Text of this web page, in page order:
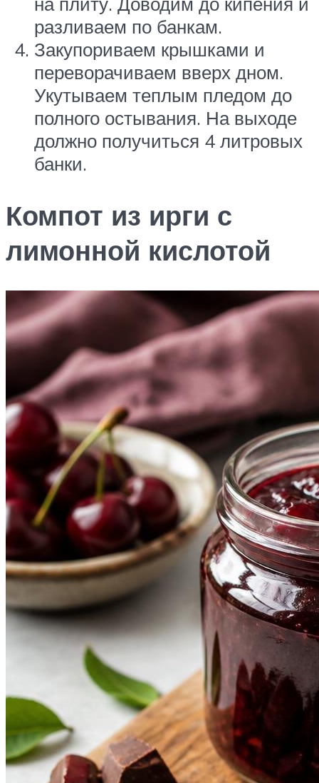
разливаем по банкам.
Закупориваем крышками и
переворачиваем вверх дном.
Укутываем теплым пледом до
полного остывания. На выходе
должно получиться 4 литровых
банки.
Компот из ирги с
лимонной кислотой